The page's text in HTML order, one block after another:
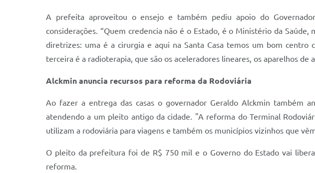
A prefeita aproveitou o ensejo e também pediu apoio do
considerações. “Quem credencia não é o Estado, é o Ministério da
diretrizes: uma é a cirurgia e aqui na Santa Casa temos um bom
terceira é a radioterapia, que são os aceleradores lineares, os aparelhos
Alckmin anuncia recursos para reforma da Rodoviária
Ao fazer a entrega das casas o governador Geraldo Alckmin também
atendendo a um pleito antigo da cidade. "A reforma do Terminal
utilizam a rodoviária para viagens e também os municípios vizinhos que
O pleito da prefeitura foi de R$ 750 mil e o Governo do Estado vai
reforma.